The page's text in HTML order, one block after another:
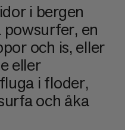
i bergen
en
och is, eller
eller
i floder,
och åka